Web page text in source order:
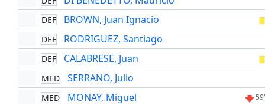
DEF BROWN, Juan Ignacio
DEF RODRIGUEZ, Santiago
DEF CALABRESE, Juan
MED SERRANO, Julio
MED MONAY, Miguel 59'